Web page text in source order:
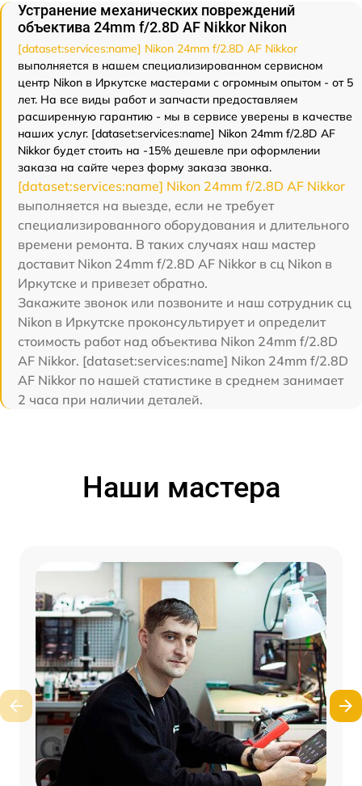
Устранение механических повреждений
объектива 24mm f/2.8D AF Nikkor Nikon
[dataset:services:name] Nikon 24mm f/2.8D AF Nikkor
выполняется в нашем специализированном сервисном
центр Nikon в Иркутске мастерами с огромным опытом - от 5
лет. На все виды работ и запчасти предоставляем
расширенную гарантию - мы в сервисе уверены в качестве
наших услуг. [dataset:services:name] Nikon 24mm f/2.8D AF
Nikkor будет стоить на -15% дешевле при оформлении
заказа на сайте через форму заказа звонка.
[dataset:services:name] Nikon 24mm f/2.8D AF Nikkor
выполняется на выезде, если не требует
специализированного оборудования и длительного
времени ремонта. В таких случаях наш мастер
доставит Nikon 24mm f/2.8D AF Nikkor в сц Nikon в
Иркутске и привезет обратно.
Закажите звонок или позвоните и наш сотрудник сц
Nikon в Иркутске проконсультирует и определит
стоимость работ над объектива Nikon 24mm f/2.8D
AF Nikkor. [dataset:services:name] Nikon 24mm f/2.8D
AF Nikkor по нашей статистике в среднем занимает
2 часа при наличии деталей.
Наши мастера